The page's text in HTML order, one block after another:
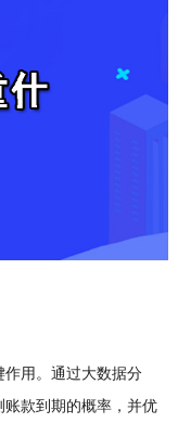
用。通过大数据分
款到期的概率，并优